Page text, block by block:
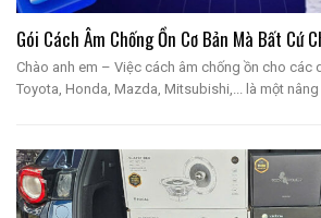
Gói Cách Âm Chống Ồn Cơ Bản Mà Bất Cứ
Chào anh em – Việc cách âm chống ồn cho các
Toyota, Honda, Mazda, Mitsubishi,... là một